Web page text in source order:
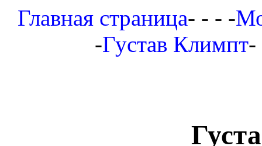
Главная страница- - - -
-Густав Климпт-